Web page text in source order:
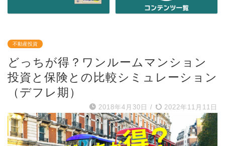
不動産投資
どっちが得？ワンルームマンション
投資と保険との比較シミュレーション
（デフレ期）
2018年4月30日 / 2022年11月11日